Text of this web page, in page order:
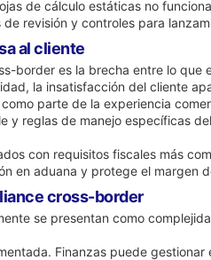
de cálculo estáticas no
revisión y controles para
al cliente
border es la brecha entre lo
la insatisfacción del cliente
parte de la experiencia
y reglas de manejo específicas
con requisitos fiscales más
en aduana y protege el margen
cross-border
se presentan como
Finanzas puede